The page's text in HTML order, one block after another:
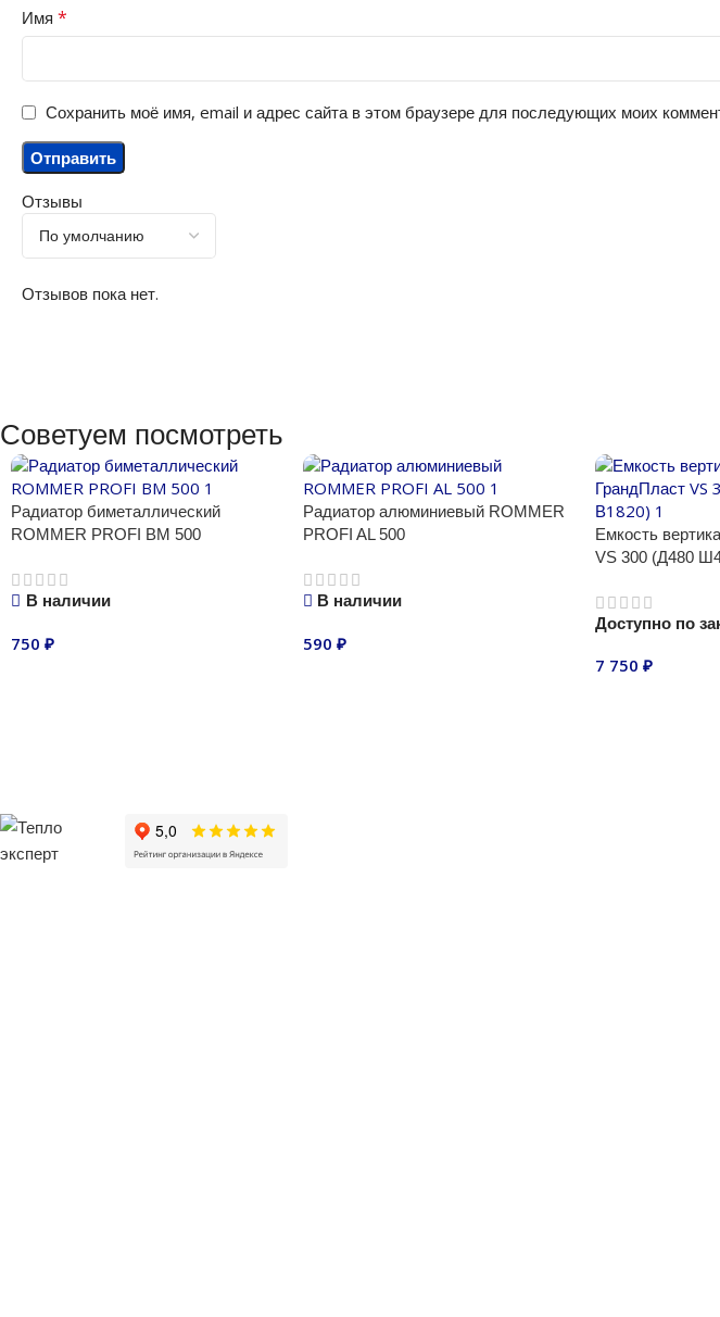
Отзывы
Отзывов пока нет.
Имя *
Сохранить моё имя, email и адрес сайта в этом браузере для последующих моих
Советуем посмотреть
Радиатор биметаллический
ROMMER PROFI BM 500
В наличии
750 ₽
Радиатор алюминиевый ROMMER
PROFI AL 500
В наличии
590 ₽
Емкость
VS 300 (Д480
Доступно по
7 750 ₽